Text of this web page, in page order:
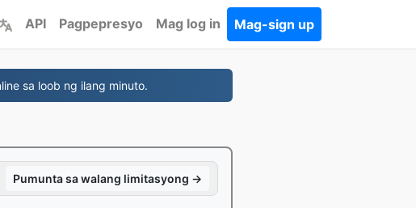
API Pagpepresyo Mag log in Mag-sign up
sa loob ng ilang minuto.
Pumunta sa walang limitasyong →